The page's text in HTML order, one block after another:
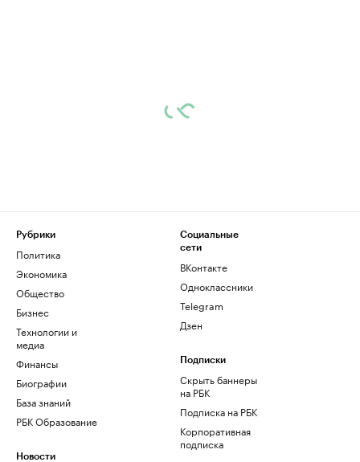
Рубрики
Политика
Экономика
Общество
Бизнес
Технологии и
медиа
Финансы
Биографии
База знаний
РБК Образование
Новости
Социальные
сети
ВКонтакте
Одноклассники
Telegram
Дзен
Подписки
Скрыть баннеры
на РБК
Подписка на РБК
Корпоративная
подписка